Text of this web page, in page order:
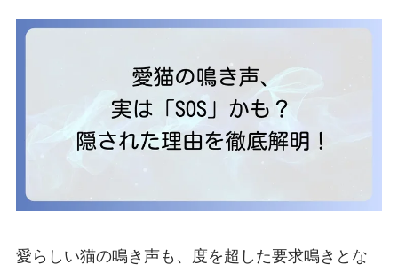
愛らしい猫の鳴き声も、度を超した要求鳴きとな